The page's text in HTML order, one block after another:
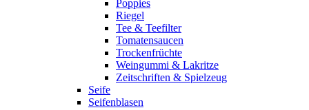
Poppies
Riegel
Tee & Teefilter
Tomatensaucen
Trockenfrüchte
Weingummi & Lakritze
Zeitschriften & Spielzeug
Seife
Seifenblasen